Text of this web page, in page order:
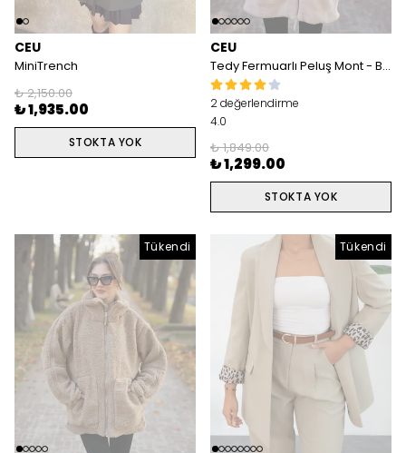
CEU
MiniTrench
₺ 2,150.00
₺ 1,935.00
STOKTA YOK
CEU
Tedy Fermuarlı Peluş Mont - Bej
2 değerlendirme
4.0
₺ 1,849.00
₺ 1,299.00
STOKTA YOK
Tükendi Tükendi
Tükendi